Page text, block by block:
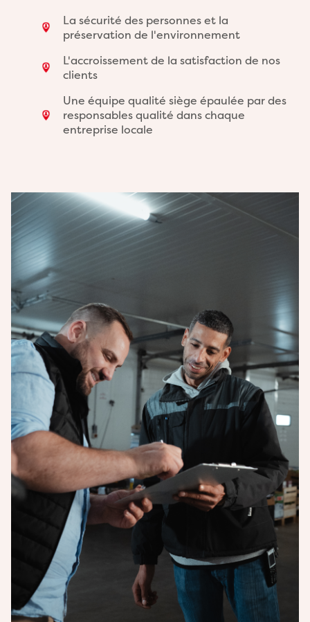
La sécurité des personnes et la
préservation de l'environnement
L'accroissement de la satisfaction de nos
clients
Une équipe qualité siège épaulée par des
responsables qualité dans chaque
entreprise locale